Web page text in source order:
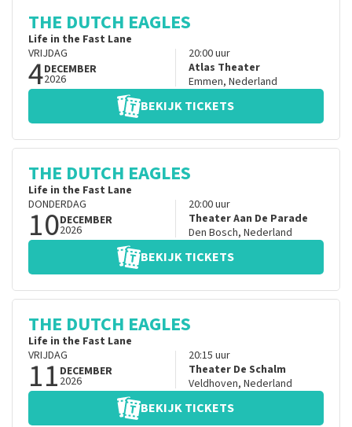
THE DUTCH EAGLES
Life in the Fast Lane
VRIJDAG
4DECEMBER
2026
20:00uur
Atlas Theater
Emmen, Nederland
BEKIJK TICKETS
THE DUTCH EAGLES
Life in the Fast Lane
DONDERDAG
10DECEMBER
2026
20:00uur
Theater Aan De Parade
Den Bosch, Nederland
BEKIJK TICKETS
THE DUTCH EAGLES
Life in the Fast Lane
VRIJDAG
11 DECEMBER
2026
20:15 uur
Theater De Schalm
Veldhoven, Nederland
BEKIJK TICKETS